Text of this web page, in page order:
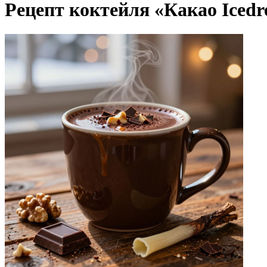
Рецепт коктейля «Какао